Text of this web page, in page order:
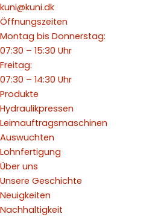
kuni@kuni.dk
Öffnungszeiten
Montag bis Donnerstag:
07:30 – 15:30 Uhr
Freitag:
07:30 – 14:30 Uhr
Produkte
Hydraulikpressen
Leimauftragsmaschinen
Auswuchten
Lohnfertigung
Über uns
Unsere Geschichte
Neuigkeiten
Nachhaltigkeit